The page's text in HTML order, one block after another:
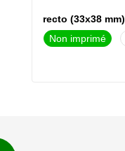
recto (33x38 mm)
Non imprimé